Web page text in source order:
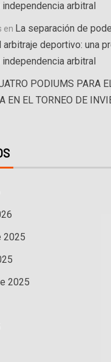
arbitral
en La separación de
deportivo: una
arbitral
PODIUMS PARA
EN EL TORNEO DE
2025
2025